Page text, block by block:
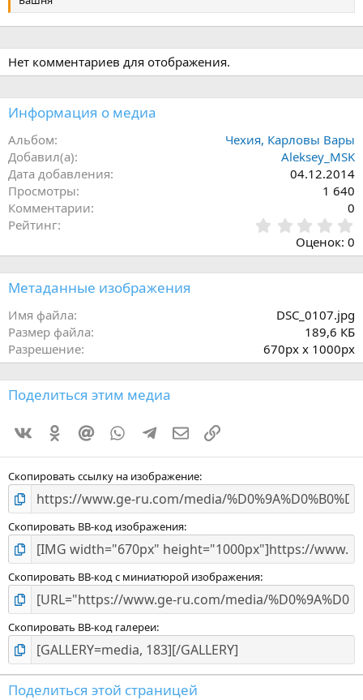
Нет комментариев для отображения.
Информация о медиа
Альбом
Чехия, Карловы Вары
Добавил(а)
Aleksey_MSK
Дата добавления
04.12.2014
Просмотры
1 640
Комментарии
0
Рейтинг
0
0
д
Оценок: 0
Метаданные изображения
Имя файла
DSC_0107.jpg
Размер файла
189,6 КБ
Разрешение
670px x 1000px
Поделиться этим медиа
VkontakteOdnoklassniki
Mail.ruWhatsAppTelegramЭлектронная почта
Ссылка
Скопировать ссылку на изображение
Скопировать BB-код изображения
Скопировать BB-код с миниатюрой изображения
Скопировать BB-код галереи
Поделиться этой страницей